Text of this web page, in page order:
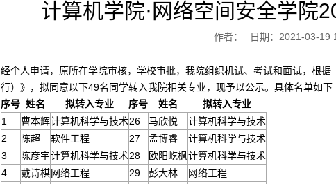
计算机学院·网络空间安全学院
作者： 日期：2021-03-19
经个人申请，原所在学院审核，学校审批，我院组织机试、考试和面试，根
行）》，拟同意以下49名同学转入我院相关专业，现予以公示。具体名单如下
序号 姓名 拟转入专业 序号 姓名
拟转入专业
1
曹本辉计算机科学与技术26 马欣悦
计算机科学与技术
2
陈超 软件工程 27 孟博睿
计算机科学与技术
3
陈彦宇计算机科学与技术28 欧阳屹枫计算机科学与技术
4
戴诗棋网络工程 29 彭大林
网络工程